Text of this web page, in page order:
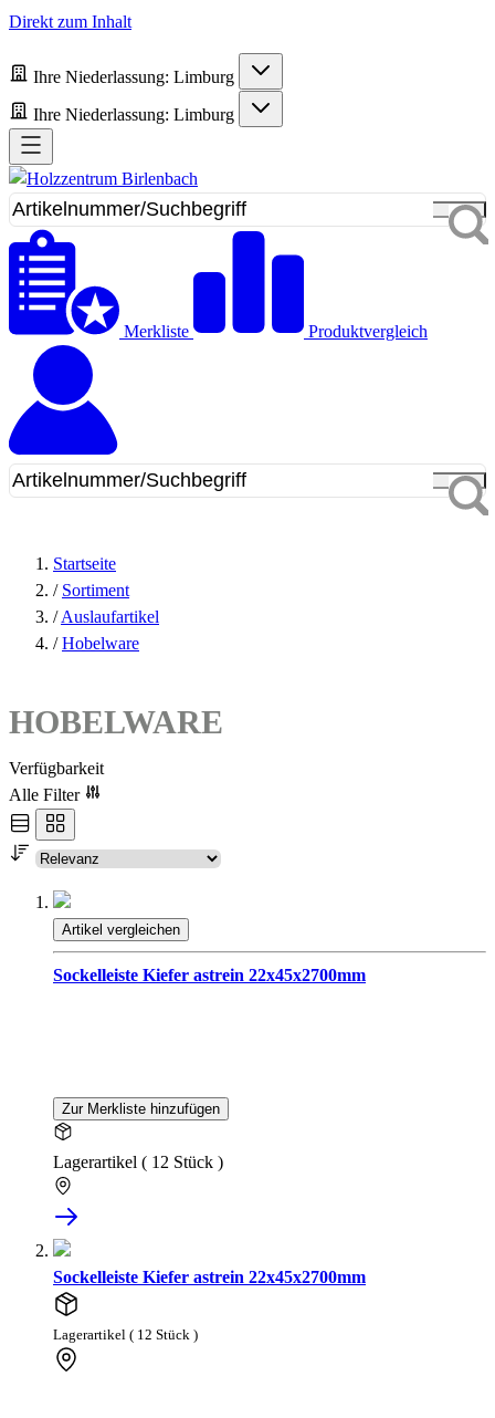
Direkt zum Inhalt
Ihre Niederlassung: Limburg
Ihre Niederlassung: Limburg
Merkliste Produktvergleich
Startseite
/ Sortiment
/ Auslaufartikel
/ Hobelware
HOBELWARE
Verfügbarkeit
Alle Filter
Artikel vergleichen
Sockelleiste Kiefer astrein 22x45x2700mm
Zur Merkliste hinzufügen
Lagerartikel ( 12 Stück )
Sockelleiste Kiefer astrein 22x45x2700mm
Lagerartikel ( 12 Stück )